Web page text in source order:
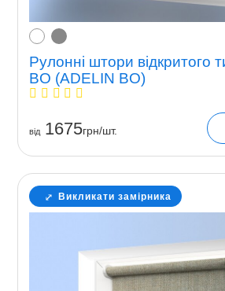
Рулонні штори відкритого
BO (ADELIN BO)
вiд1675грн/шт.
Викликати замірника